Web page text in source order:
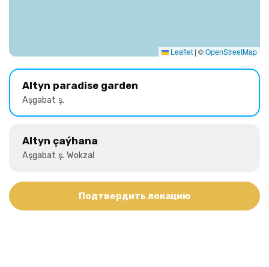
Leaflet | ©OpenStreetMap
Altyn paradise garden
Aşgabat ş.
Altyn çaýhana
Aşgabat ş. Wokzal
Подтвердить локацию